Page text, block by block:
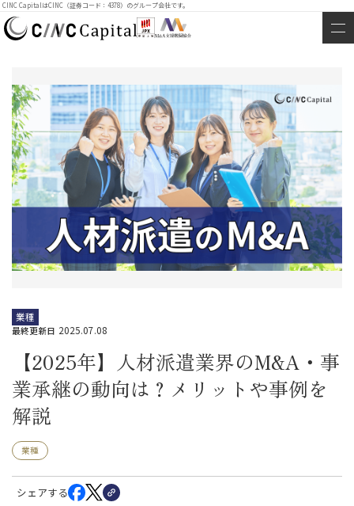
CINC CapitalはCINC（証券コード：4378）のグループ会社です。
業種
最終更新日 2025.07.08
【2025年】人材派遣業界のM&A・事
業承継の動向は？メリットや事例を
解説
業種
シェアする